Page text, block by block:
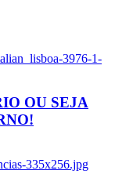
3976-1-
OU SEJA
335x256.jpg